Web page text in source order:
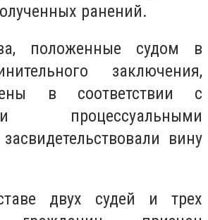
ранений.
положенные судом в
заключения,
в соответствии с
процессуальными
вину
двух судей и трех